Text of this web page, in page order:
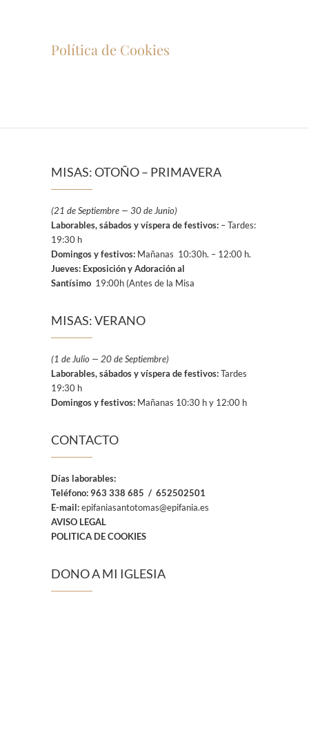
Política de Cookies
MISAS: OTOÑO – PRIMAVERA
(21 de Septiembre — 30 de Junio)
Laborables, sábados y víspera de festivos: – Tardes:
19:30 h
Domingos y festivos: Mañanas 10:30h. – 12:00 h.
Jueves: Exposición y Adoración al
Santísimo 19:00h (Antes de la Misa
MISAS: VERANO
(1 de Julio — 20 de Septiembre)
Laborables, sábados y víspera de festivos:Tardes
19:30 h
Domingos y festivos: Mañanas 10:30 h y 12:00 h
CONTACTO
Días laborables:
Teléfono: 963 338 685 / 652502501
E-mail:epifaniasantotomas@epifania.es
AVISO LEGAL
POLITICA DE COOKIES
DONO A MI IGLESIA